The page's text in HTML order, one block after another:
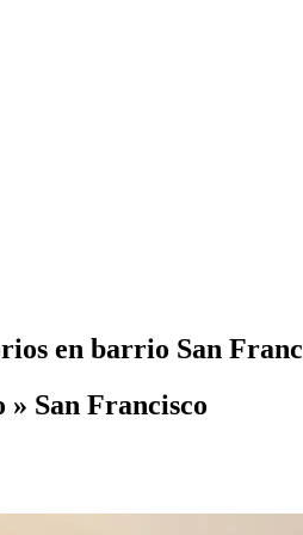
en barrio San
» San Francisco